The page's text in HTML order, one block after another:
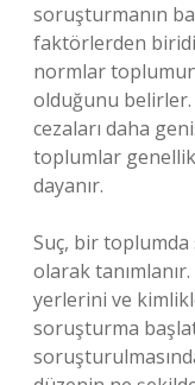
soruşturmanın
faktörlerden
normlar
olduğunu belirler.
cezaları daha
toplumlar
dayanır.
Suç, bir toplumda
olarak
yerlerini ve
soruşturma